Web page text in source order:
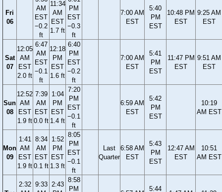
Fri
06
AM
EST
−0.2
ft
11:34
AM
EST
1.7 ft
PM
EST
−0.3
ft
7:00 AM
EST
5:40
PM
EST
10:48 PM
EST
9:25 AM
EST
Sat
07
12:05
AM
EST
2.0 ft
6:47
AM
EST
−0.1
ft
12:18
PM
EST
1.6 ft
6:40
PM
EST
−0.2
ft
7:00 AM
EST
5:41
PM
EST
11:47 PM
EST
9:51 AM
EST
Sun
08
12:52
AM
EST
1.9 ft
7:39
AM
EST
0.0 ft
1:04
PM
EST
1.4 ft
7:20
PM
EST
−0.1
ft
6:59 AM
EST
5:42
PM
EST
10:19
AM EST
Mon
09
1:41
AM
EST
1.9 ft
8:34
AM
EST
0.1 ft
1:52
PM
EST
1.3 ft
8:05
PM
EST
−0.1
ft
Last
Quarter
6:58 AM
EST
5:43
PM
EST
12:47 AM
EST
10:51
AM EST
2:32 9:33
2:43
8:58
PM
5:44